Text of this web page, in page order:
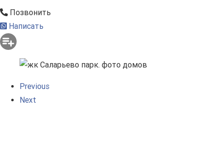
Позвонить
Написать
Previous
Next